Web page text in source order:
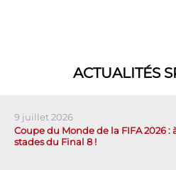
ACTUALITÉS
9 juillet 2026
Coupe du Monde de la FIFA 2026 :
stades du Final 8 !